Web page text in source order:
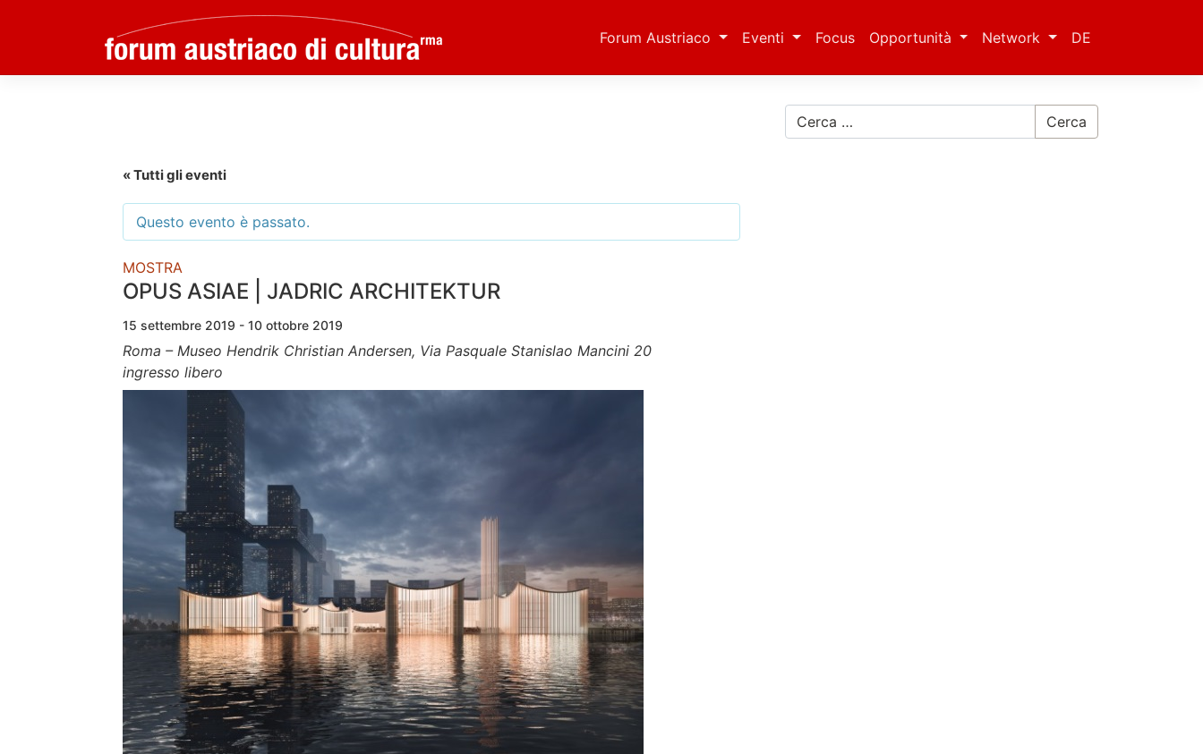
Forum Austriaco Eventi Focus Opportunità Network DE
« Tutti gli eventi
Questo evento è passato.
MOSTRA
OPUS ASIAE | JADRIC ARCHITEKTUR
15 settembre 2019 - 10 ottobre 2019
Roma – Museo Hendrik Christian Andersen, Via Pasquale Stanislao Mancini 20
ingresso libero
Cerca